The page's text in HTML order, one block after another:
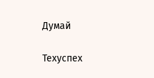
Думай
Техуспех